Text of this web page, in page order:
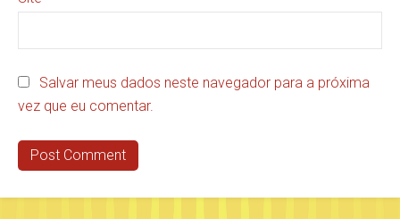
Salvar meus dados neste navegador para a próxima
vez que eu comentar.